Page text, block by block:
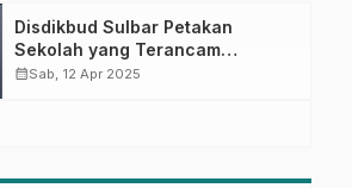
Disdikbud Sulbar Petakan
Sekolah yang Terancam
Bencana Alam
calendar_monthSab, 12 Apr 2025